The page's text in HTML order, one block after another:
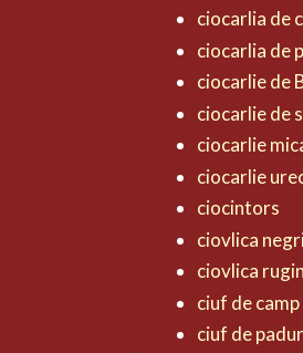
ciocarlia de
ciocarlia de
ciocarlie de
ciocarlie de
ciocarlie
ciocarlie
ciocintors
ciovlica
ciovlica
ciuf de camp
ciuf de